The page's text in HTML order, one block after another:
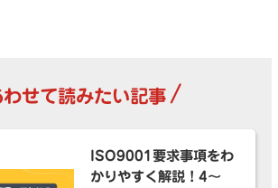
わせて読みたい記事 /
ISO9001要求事項をわ
かりやすく解説！4〜